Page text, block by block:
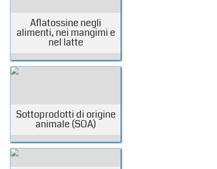
Aflatossine negli
alimenti, nei mangimi e
nel latte
Sottoprodotti di origine
animale (SOA)